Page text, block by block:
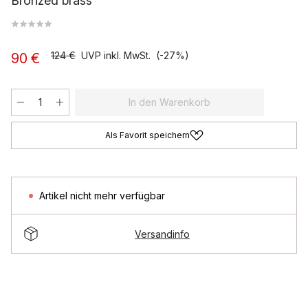
90 € 124 € UVP inkl. MwSt. (-27%)
In den Warenkorb
Als Favorit speichern
Artikel nicht mehr verfügbar
Versandinfo